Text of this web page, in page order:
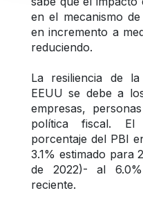
en el mecanismo
en incremento a
reduciendo.
La resiliencia de
EEUU se debe a
empresas,
política fiscal. El
porcentaje del PBI
3.1% estimado para
de 2022)- al
reciente.